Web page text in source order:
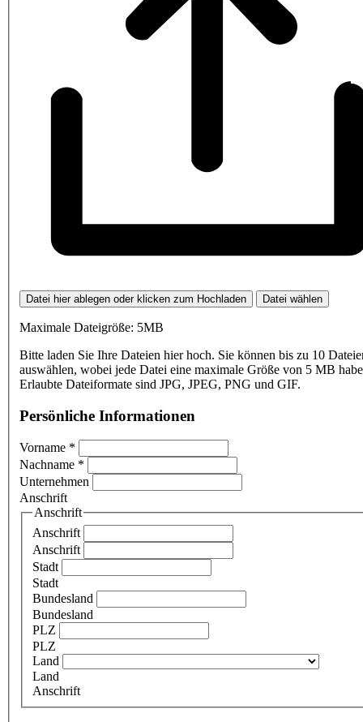
Datei hier ablegen oder klicken zum Hochladen Datei wählen
Maximale Dateigröße: 5MB
Bitte laden Sie Ihre Dateien hier hoch. Sie können bis zu 10
auswählen, wobei jede Datei eine maximale Größe von 5 MB
Erlaubte Dateiformate sind JPG, JPEG, PNG und GIF.
Persönliche Informationen
Vorname *
Nachname *
Unternehmen
Anschrift
Anschrift
Anschrift
Anschrift
Stadt
Stadt
Bundesland
Bundesland
PLZ
PLZ
Land
Land
Anschrift